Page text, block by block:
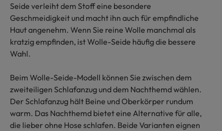
Seide verleiht dem Stoff eine besondere
Geschmeidigkeit und macht ihn auch für empfindliche
Haut angenehm. Wenn Sie reine Wolle manchmal als
kratzig empfinden, ist Wolle-Seide häufig die bessere
Wahl.
Beim Wolle-Seide-Modell können Sie zwischen dem
zweiteiligen Schlafanzug und dem Nachthemd wählen.
Der Schlafanzug hält Beine und Oberkörper rundum
warm. Das Nachthemd bietet eine Alternative für alle,
die lieber ohne Hose schlafen. Beide Varianten eignen